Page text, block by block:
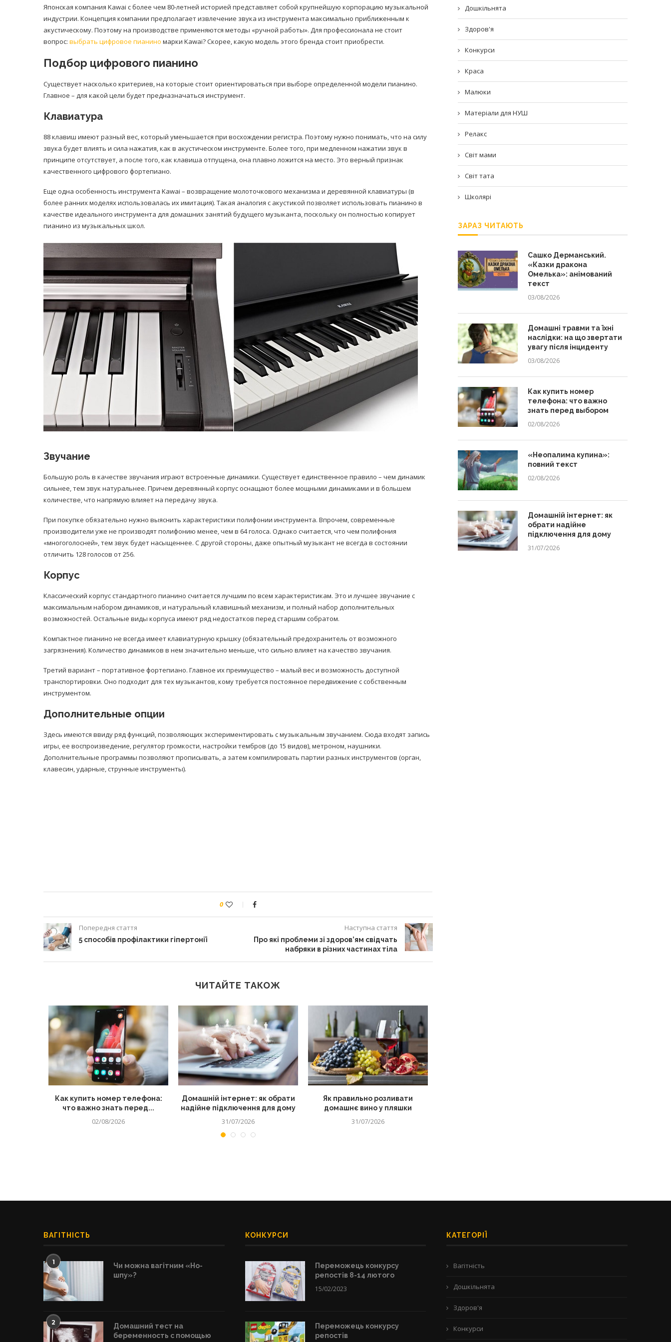
Японская компания Kawai с более чем 80-летней историей представляет собой крупнейшую корпорацию музыкальной
индустрии. Концепция компании предполагает извлечение звука из инструмента максимально приближенным к
акустическому. Поэтому на производстве применяются методы «ручной работы». Для профессионала не стоит
вопрос: выбрать цифровое пианино марки Kawai? Скорее, какую модель этого бренда стоит приобрести.
Подбор цифрового пианино
Существует насколько критериев, на которые стоит ориентироваться при выборе определенной модели пианино.
Главное – для какой цели будет предназначаться инструмент.
Клавиатура
88 клавиш имеют разный вес, который уменьшается при восхождении регистра. Поэтому нужно понимать, что на силу
звука будет влиять и сила нажатия, как в акустическом инструменте. Более того, при медленном нажатии звук в
принципе отсутствует, а после того, как клавиша отпущена, она плавно ложится на место. Это верный признак
качественного цифрового фортепиано.
Еще одна особенность инструмента Kawai – возвращение молоточкового механизма и деревянной клавиатуры (в
более ранних моделях использовалась их имитация). Такая аналогия с акустикой позволяет использовать пианино в
качестве идеального инструмента для домашних занятий будущего музыканта, поскольку он полностью копирует
пианино из музыкальных школ.
Звучание
Большую роль в качестве звучания играют встроенные динамики. Существует единственное правило – чем динамик
сильнее, тем звук натуральнее. Причем деревянный корпус оснащают более мощными динамиками и в большем
количестве, что напрямую влияет на передачу звука.
При покупке обязательно нужно выяснить характеристики полифонии инструмента. Впрочем, современные
производители уже не производят полифонию менее, чем в 64 голоса. Однако считается, что чем полифония
«многоголосней», тем звук будет насыщеннее. С другой стороны, даже опытный музыкант не всегда в состоянии
отличить 128 голосов от 256.
Корпус
Классический корпус стандартного пианино считается лучшим по всем характеристикам. Это и лучшее звучание с
максимальным набором динамиков, и натуральный клавишный механизм, и полный набор дополнительных
возможностей. Остальные виды корпуса имеют ряд недостатков перед старшим собратом.
Компактное пианино не всегда имеет клавиатурную крышку (обязательный предохранитель от возможного
загрязнения). Количество динамиков в нем значительно меньше, что сильно влияет на качество звучания.
Третий вариант – портативное фортепиано. Главное их преимущество – малый вес и возможность доступной
транспортировки. Оно подходит для тех музыкантов, кому требуется постоянное передвижение с собственным
инструментом.
Дополнительные опции
Здесь имеются ввиду ряд функций, позволяющих экспериментировать с музыкальным звучанием. Сюда входят запись
игры, ее воспроизведение, регулятор громкости, настройки тембров (до 15 видов), метроном, наушники.
Дополнительные программы позволяют прописывать, а затем компилировать партии разных инструментов (орган,
клавесин, ударные, струнные инструменты).
0
Попередня стаття
5 способів профілактики гіпертонії
Наступна стаття
Про які проблеми зі здоров’ям свідчать
набряки в різних частинах тіла
ЧИТАЙТЕ ТАКОЖ
Как купить номер телефона:
что важно знать перед...
02/08/2026
Домашній інтернет: як обрати
надійне підключення для дому
31/07/2026
Як правильно розливати
домашнє вино у пляшки
31/07/2026
Дошкільнята
Здоров'я
Конкурси
Краса
Малюки
Матеріали для НУШ
Релакс
Світ мами
Світ тата
Школярі
ЗАРАЗ ЧИТАЮТЬ
Сашко Дерманський.
«Казки дракона
Омелька»: анімований
текст
03/08/2026
Домашні травми та їхні
наслідки: на що звертати
увагу після інциденту
03/08/2026
Как купить номер
телефона: что важно
знать перед выбором
02/08/2026
«Неопалима купина»:
повний текст
02/08/2026
Домашній інтернет: як
обрати надійне
підключення для дому
31/07/2026
ВАГІТНІСТЬ
1
Чи можна вагітним «Но-
шпу»?
2
Домашний тест на
беременность с помощью
КОНКУРСИ
Переможець конкурсу
репостів 8-14 лютого
15/02/2023
Переможець конкурсу
репостів
КАТЕГОРІЇ
Вагітність
Дошкільнята
Здоров'я
Конкурси